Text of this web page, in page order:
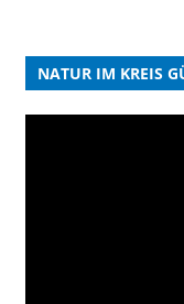
NATUR IM KREIS